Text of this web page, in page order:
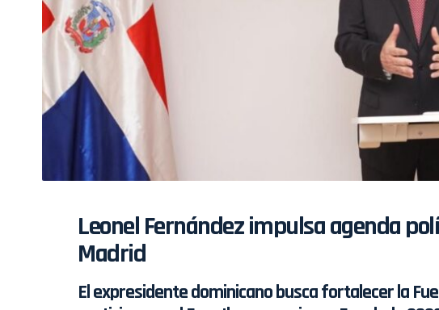
Leonel Fernández impulsa agenda
Madrid
El expresidente dominicano busca fortalecer la